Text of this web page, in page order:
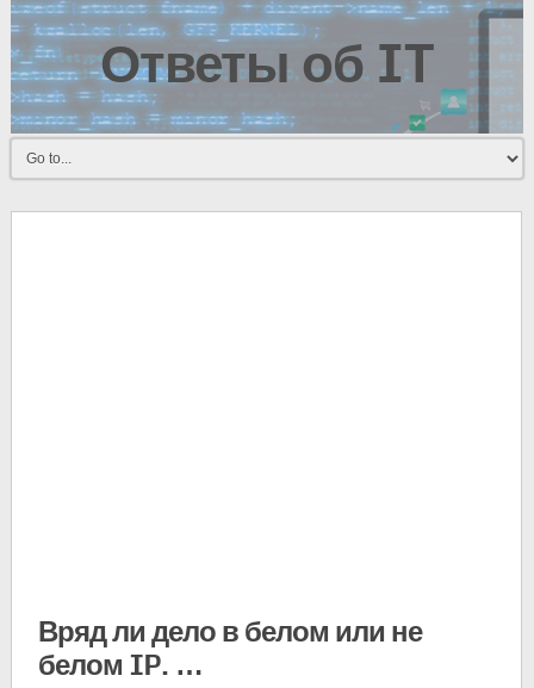
Ответы об IT
Вряд ли дело в белом или не
белом IP. …